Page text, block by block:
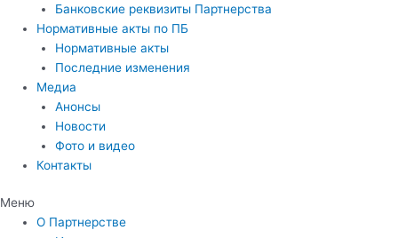
Банковские реквизиты Партнерства
Нормативные акты по ПБ
Нормативные акты
Последние изменения
Медиа
Анонсы
Новости
Фото и видео
Контакты
Меню
О Партнерстве